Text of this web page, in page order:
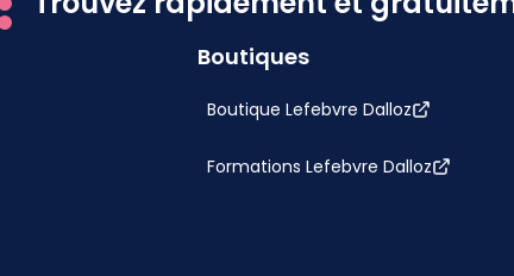
Boutiques
Boutique Lefebvre Dalloz
Formations Lefebvre Dalloz